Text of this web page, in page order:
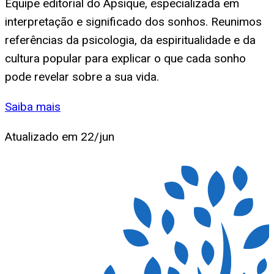
Equipe editorial do Apsique, especializada em
interpretação e significado dos sonhos. Reunimos
referências da psicologia, da espiritualidade e da
cultura popular para explicar o que cada sonho
pode revelar sobre a sua vida.
Saiba mais
Atualizado em 22/jun